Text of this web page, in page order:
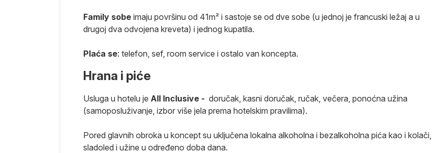
Family sobe imaju površinu od 41m² i sastoje se od dve sobe (u jednoj je francuski ležaj a u
drugoj dva odvojena kreveta) i jednog kupatila.
Plaća se: telefon, sef, room service i ostalo van koncepta.
Hrana i piće
Usluga u hotelu je All Inclusive - doručak, kasni doručak, ručak, večera, ponoćna užina
(samoposluživanje, izbor više jela prema hotelskim pravilima).
Pored glavnih obroka u koncept su uključena lokalna alkoholna i bezalkoholna pića kao i kolači,
sladoled i užine u određeno doba dana.